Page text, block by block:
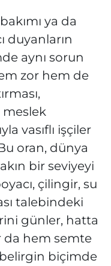
ya da
duyanların
aynı sorun
zor hem de
meslek
vasıflı işçiler
oran, dünya
bir seviyeyi
çilingir, su
talebindeki
günler, hatta
da hem semte
biçimde